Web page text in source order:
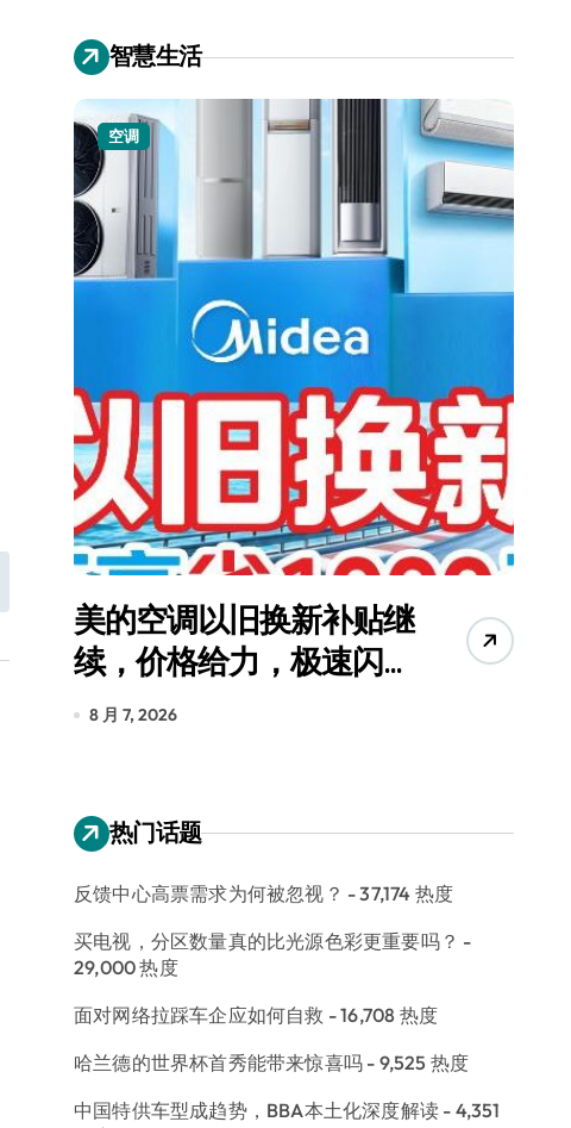
智慧生活
空调
美的空调以旧换新补贴继
续，价格给力，极速闪
装！
8 月 7, 2026
热门话题
反馈中心高票需求为何被忽视？ - 37,174 热度
买电视，分区数量真的比光源色彩更重要吗？ -
29,000 热度
面对网络拉踩车企应如何自救 - 16,708 热度
哈兰德的世界杯首秀能带来惊喜吗 - 9,525 热度
中国特供车型成趋势，BBA本土化深度解读 - 4,351